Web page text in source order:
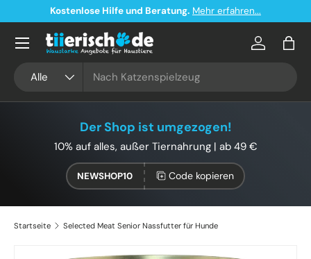
Direkt zum Inhalt
Kostenlose Hilfe und Beratung. Mehr erfahren...
Alle
Konto
Der Shop ist umgezogen!
10% auf alles, außer Tiernahrung | ab 49 €
NEWSHOP10 Code kopieren
Startseite Selected Meat Senior Nassfutter für Hunde